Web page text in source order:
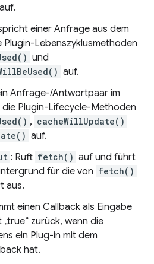
auf.
einer Anfrage aus dem
Lebenszyklusmethoden
und
auf.
Anfrage-/Antwortpaar im
Plugin-Lifecycle-Methoden
, cacheWillUpdate()
auf.
: Ruft fetch() auf und führt
für die von fetch()
aus.
einen Callback als Eingabe
zurück, wenn die
ein Plug-in mit dem
hat.